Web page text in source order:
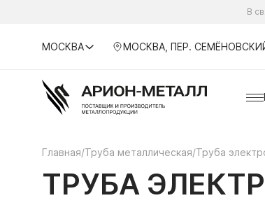
В
МОСКВА МОСКВА, ПЕР.
Главная/Труба металлическая/Труба
ТРУБА